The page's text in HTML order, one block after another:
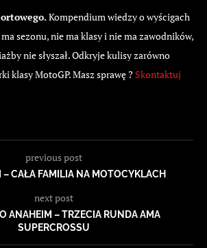
Kompendium wiedzy o wyścigach
sezonu, nie ma klasy i nie ma zawodników,
nie słyszał. Odkryje kulisy zarówno
klasy MotoGP. Masz sprawę ? Skontaktuj
previous post
– CAŁA FAMILIA NA MOTOCYKLACH
next post
ANAHEIM – TRZECIA RUNDA AMA
SUPERCROSSU